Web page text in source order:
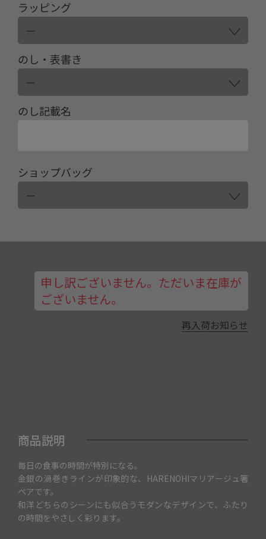
ラッピング
のし・表書き
のし記載名
ショップバッグ
申し訳ございません。ただいま在庫が
ございません。
再入荷お知らせ
商品説明
毎日の食事の時間が特別になる。
金銀の渦巻きラインが印象的な、HARENOHIマリアージュ箸
ペアです。
和洋どちらのシーンにも似合うモダンなデザインで、ふたり
の時間をやさしく彩ります。